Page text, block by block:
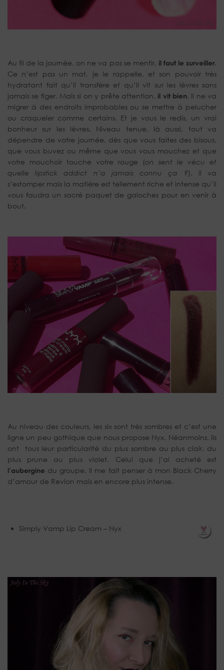
Au fil de la journée, on ne va pas se mentir, il faut le surveiller.
Ce n’est pas un mat, je le rappelle, et son pouvoir très
hydratant fait qu’il transfère et qu’il vit sur les lèvres sans
jamais se figer. Mais si on y prête attention, il vit bien. Il ne va
migrer à des endroits improbables ou se mettre à pelucher
ou craqueler comme certains. Et je vous le redis, un vrai
bonheur sur les lèvres. Niveau tenue, là aussi, tout va
dépendre de votre journée, dès que vous faites des bisous,
que vous buvez ou même que vous vous mouchez et que
votre mouchoir touche votre rouge (on sent le vécu et
quelle lipstick addict n’a jamais connu ça ?), il va
s’estomper mais la matière est tellement riche et intense qu’il
vous faudra un sacré paquet de galoches pour en venir à
bout.
Au niveau des couleurs, les six sont très sombres et c’est une
ligne un peu gothique que nous propose Nyx. Néanmoins, ils
ont tous leur particularité du plus sombre au plus clair, du
plus prune au plus violet. Celui que j’ai acheté est
l’aubergine du groupe. Il me fait penser à mon Black Cherry
d’amour de Revlon mais en encore plus intense.
Simply Vamp Lip Cream – Nyx